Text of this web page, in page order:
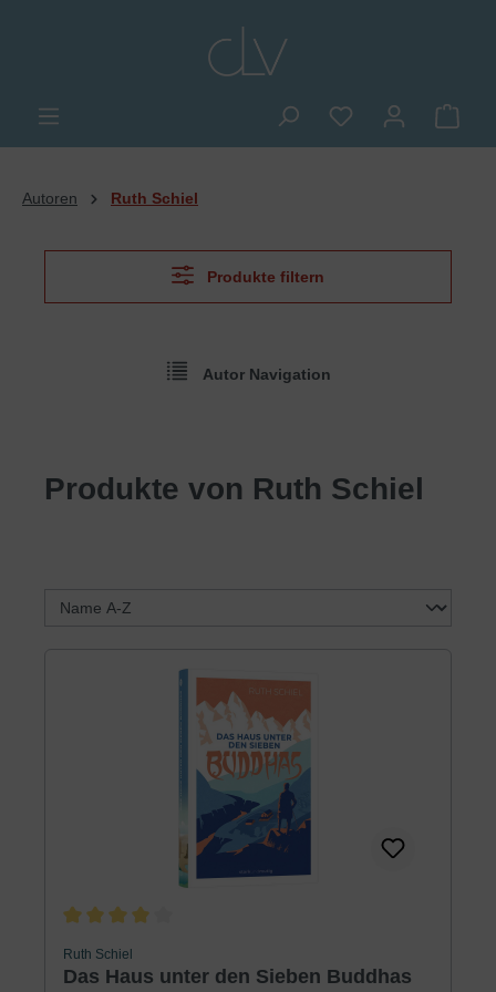
Du hast 0
Autoren Ruth Schiel
Produkte filtern
Autor Navigation
Produkte von Ruth Schiel
Ruth Schiel
Das Haus unter den Sieben Buddhas